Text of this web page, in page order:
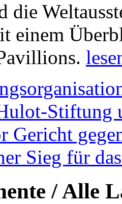
die
einem
Stiftung
Gericht
Sieg für
/ Alle